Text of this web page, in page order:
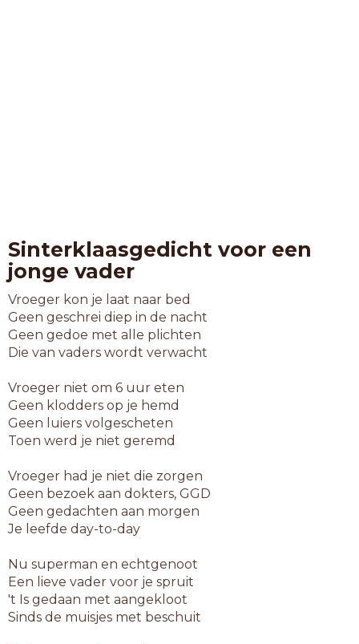
Sinterklaasgedicht voor een
jonge vader
Vroeger kon je laat naar bed
Geen geschrei diep in de nacht
Geen gedoe met alle plichten
Die van vaders wordt verwacht
Vroeger niet om 6 uur eten
Geen klodders op je hemd
Geen luiers volgescheten
Toen werd je niet geremd
Vroeger had je niet die zorgen
Geen bezoek aan dokters, GGD
Geen gedachten aan morgen
Je leefde day-to-day
Nu superman en echtgenoot
Een lieve vader voor je spruit
't Is gedaan met aangekloot
Sinds de muisjes met beschuit